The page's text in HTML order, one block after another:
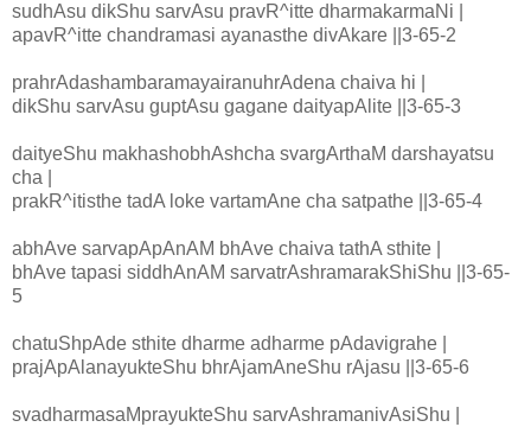
sudhAsu dikShu sarvAsu pravR^itte dharmakarmaNi |
apavR^itte chandramasi ayanasthe divAkare ||3-65-2
prahrAdashambaramayairanuhrAdena chaiva hi |
dikShu sarvAsu guptAsu gagane daityapAlite ||3-65-3
daityeShu makhashobhAshcha svargArthaM darshayatsu
cha |
prakR^itisthe tadA loke vartamAne cha satpathe ||3-65-4
abhAve sarvapApAnAM bhAve chaiva tathA sthite |
bhAve tapasi siddhAnAM sarvatrAshramarakShiShu ||3-65-
5
chatuShpAde sthite dharme adharme pAdavigrahe |
prajApAlanayukteShu bhrAjamAneShu rAjasu ||3-65-6
svadharmasaMprayukteShu sarvAshramanivAsiShu |